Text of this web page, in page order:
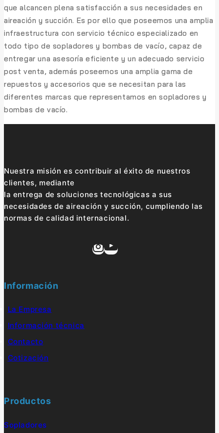
que alcancen plena satisfacción a sus necesidades en
aireación y succión. Es por ello que poseemos una amplia
infraestructura con servicio técnico especializado en
todo tipo de sopladores y bombas de vacío, capaz de
entregar una asesoría eficiente y un adecuado servicio
post venta, además poseemos una amplia gama de
repuestos y accesorios que se necesitan para las
diferentes marcas que representamos en sopladores y
bombas de vacío.
Nuestra misión es contribuir al éxito de nuestros
clientes, mediante
la entrega de soluciones tecnológicas a sus
necesidades de aireación y succión, cumpliendo las
normas de calidad internacional.
Información
La Empresa
Información técnica
Contacto
Cotización
Productos
Sopladores